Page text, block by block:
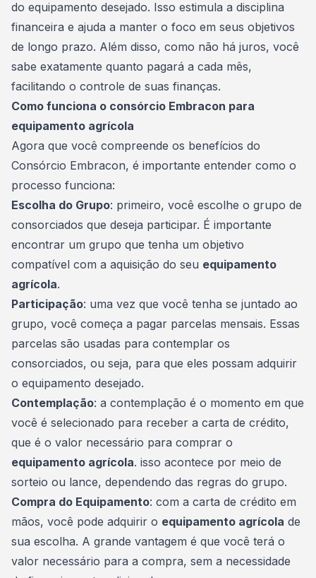
do equipamento desejado. Isso estimula a disciplina
financeira e ajuda a manter o foco em seus objetivos
de longo prazo. Além disso, como não há juros, você
sabe exatamente quanto pagará a cada mês,
facilitando o controle de suas finanças.
Como funciona o consórcio Embracon para
equipamento agrícola
Agora que você compreende os benefícios do
Consórcio Embracon, é importante entender como o
processo funciona:
Escolha do Grupo: primeiro, você escolhe o grupo de
consorciados que deseja participar. É importante
encontrar um grupo que tenha um objetivo
compatível com a aquisição do seu equipamento
agrícola.
Participação: uma vez que você tenha se juntado ao
grupo, você começa a pagar parcelas mensais. Essas
parcelas são usadas para contemplar os
consorciados, ou seja, para que eles possam adquirir
o equipamento desejado.
Contemplação: a contemplação é o momento em que
você é selecionado para receber a carta de crédito,
que é o valor necessário para comprar o
equipamento agrícola. isso acontece por meio de
sorteio ou lance, dependendo das regras do grupo.
Compra do Equipamento: com a carta de crédito em
mãos, você pode adquirir o equipamento agrícola de
sua escolha. A grande vantagem é que você terá o
valor necessário para a compra, sem a necessidade